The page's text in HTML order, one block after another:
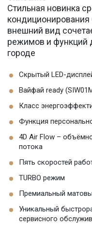
Стильная новинка
внешний вид
режимов и функций
городе
Скрытый LED-
Вайфай ready
Класс
Функция
4D Air Flow –
потока
Пять скоростей
TURBO режим
Премиальный
Уникальный
сервисного